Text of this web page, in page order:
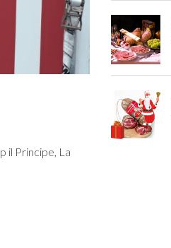
il Principe, La